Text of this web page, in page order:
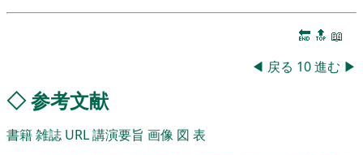
🔚 🔝 📖
◀ 戻る 10進む ▶
◇参考文献
書籍雑誌 URL講演要旨 画像 図 表